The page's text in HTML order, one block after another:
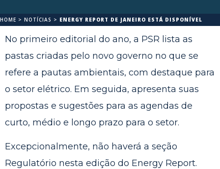
HOME > NOTÍCIAS > ENERGY REPORT DE JANEIRO ESTÁ DISPONÍVEL
No primeiro editorial do ano, a PSR lista as
pastas criadas pelo novo governo no que se
refere a pautas ambientais, com destaque para
o setor elétrico. Em seguida, apresenta suas
propostas e sugestões para as agendas de
curto, médio e longo prazo para o setor.
Excepcionalmente, não haverá a seção
Regulatório nesta edição do Energy Report.